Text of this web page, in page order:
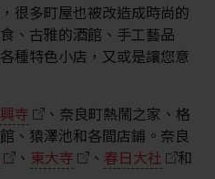
很多町屋也被改造成時尚的
、古雅的酒館、手工藝品
種特色小店，又或是讓您意
寺
、奈良町熱鬧之家、格
、猿澤池和各間店鋪。奈良
、 東大寺 、 春日大社
和